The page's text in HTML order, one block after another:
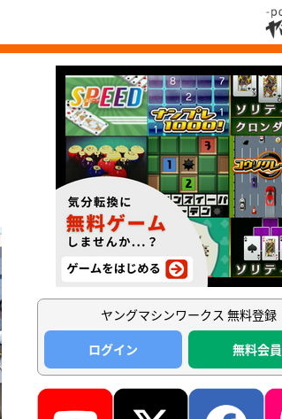
ヤングマシンワークス 無料登録
ログイン
無料会員